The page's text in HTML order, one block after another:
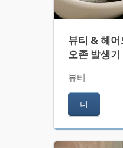
뷰티 & 헤
오존 발생기
뷰티
더